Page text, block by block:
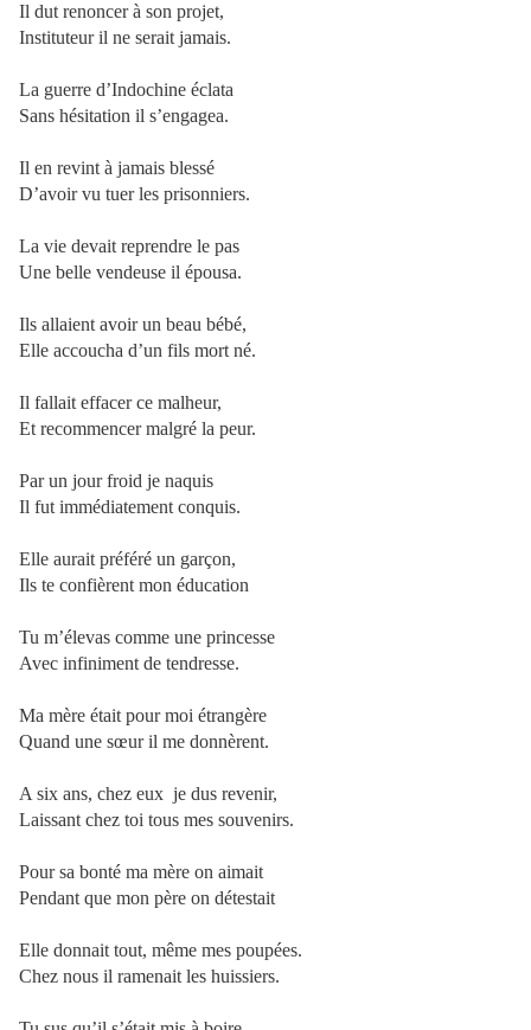
Il dut renoncer à son projet,
Instituteur il ne serait jamais.
La guerre d’Indochine éclata
Sans hésitation il s’engagea.
Il en revint à jamais blessé
D’avoir vu tuer les prisonniers.
La vie devait reprendre le pas
Une belle vendeuse il épousa.
Ils allaient avoir un beau bébé,
Elle accoucha d’un fils mort né.
Il fallait effacer ce malheur,
Et recommencer malgré la peur.
Par un jour froid je naquis
Il fut immédiatement conquis.
Elle aurait préféré un garçon,
Ils te confièrent mon éducation
Tu m’élevas comme une princesse
Avec infiniment de tendresse.
Ma mère était pour moi étrangère
Quand une sœur il me donnèrent.
A six ans, chez eux je dus revenir,
Laissant chez toi tous mes souvenirs.
Pour sa bonté ma mère on aimait
Pendant que mon père on détestait
Elle donnait tout, même mes poupées.
Chez nous il ramenait les huissiers.